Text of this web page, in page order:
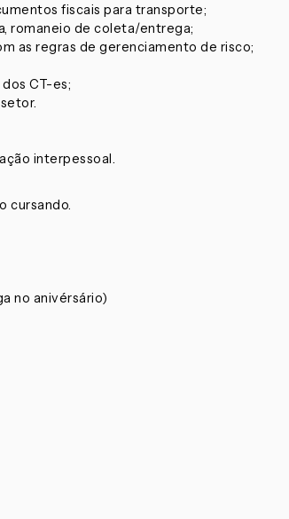
fiscais para transporte;
romaneio de coleta/entrega;
as regras de gerenciamento de risco;
CT-es;
interpessoal.
cursando.
no anivérsário)